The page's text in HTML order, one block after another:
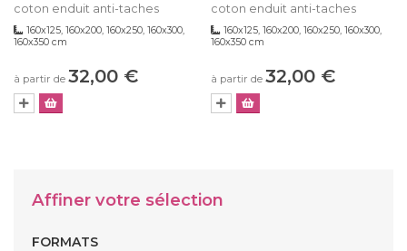
coton enduit anti-taches
160x125, 160x200, 160x250, 160x300,
160x350 cm
à partir de 32,00 €
coton enduit anti-taches
160x125, 160x200, 160x250, 160x300,
160x350 cm
à partir de 32,00 €
Affiner votre sélection
FORMATS